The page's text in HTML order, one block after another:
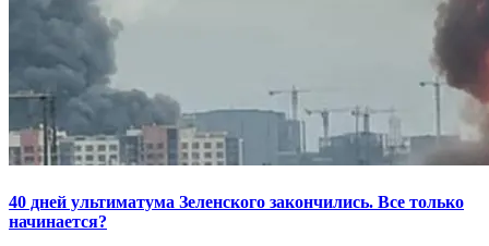
40 дней ультиматума Зеленского закончились. Все только
начинается?